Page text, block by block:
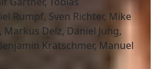
Rumpf, Sven Richter, Mike
Delz, Daniel Jung,
Krätschmer, Manuel